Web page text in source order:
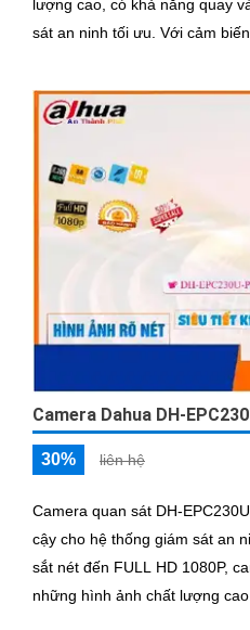
lượng cao, có khả năng quay
sát an ninh tối ưu.
Camera Dahua DH-
30% liên hệ
Camera quan sát DH-
cậy cho hệ thống giám sát an ninh. Với khả năng
sắt nét đến FULL HD 1080P,
những hình ảnh chất lượng